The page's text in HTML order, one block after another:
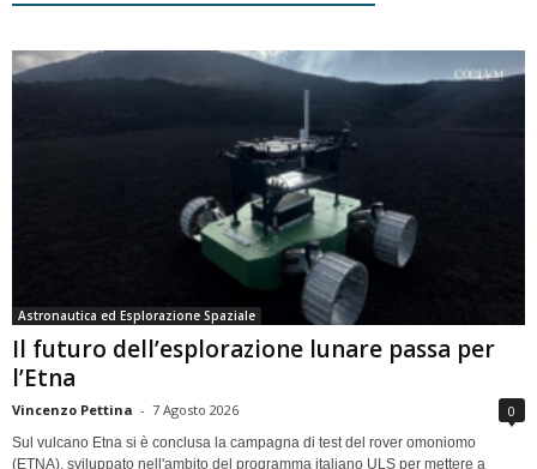
Astronautica ed Esplorazione Spaziale
Il futuro dell’esplorazione lunare passa per
l’Etna
Vincenzo Pettina - 7 Agosto 2026 0
Sul vulcano Etna si è conclusa la campagna di test del rover omoniomo
(ETNA), sviluppato nell'ambito del programma italiano ULS per mettere a